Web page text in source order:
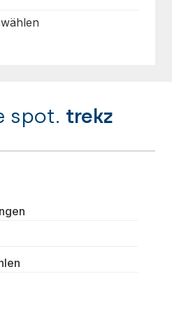
spot. trekz